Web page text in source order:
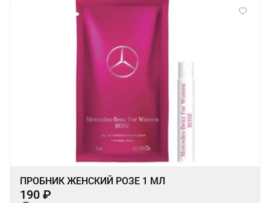
ПРОБНИК ЖЕНСКИЙ РОЗЕ 1 МЛ
190 ₽